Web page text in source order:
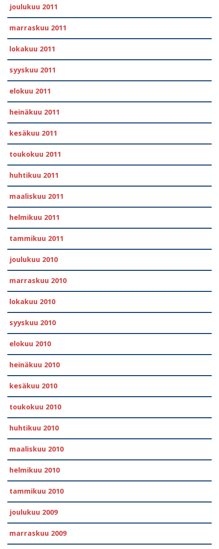
joulukuu 2011
marraskuu 2011
lokakuu 2011
syyskuu 2011
elokuu 2011
heinäkuu 2011
kesäkuu 2011
toukokuu 2011
huhtikuu 2011
maaliskuu 2011
helmikuu 2011
tammikuu 2011
joulukuu 2010
marraskuu 2010
lokakuu 2010
syyskuu 2010
elokuu 2010
heinäkuu 2010
kesäkuu 2010
toukokuu 2010
huhtikuu 2010
maaliskuu 2010
helmikuu 2010
tammikuu 2010
joulukuu 2009
marraskuu 2009